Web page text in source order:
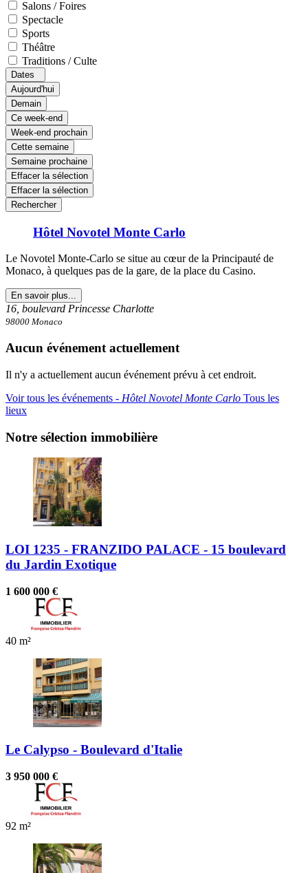
Salons / Foires
Spectacle
Sports
Théâtre
Traditions / Culte
Dates
Aujourd'hui
Demain
Ce week-end
Week-end prochain
Cette semaine
Semaine prochaine
Effacer la sélection
Effacer la sélection
Rechercher
Hôtel Novotel Monte Carlo
Le Novotel Monte-Carlo se situe au cœur de la Principauté de
Monaco, à quelques pas de la gare, de la place du Casino.
En savoir plus...
16, boulevard Princesse Charlotte
98000 Monaco
Aucun événement actuellement
Il n'y a actuellement aucun événement prévu à cet endroit.
Voir tous les événements ‐ Hôtel Novotel Monte Carlo Tous les
lieux
Notre sélection immobilière
LOI 1235 - FRANZIDO PALACE - 15 boulevard
du Jardin Exotique
1 600 000 €
40 m²
Le Calypso - Boulevard d'Italie
3 950 000 €
92 m²